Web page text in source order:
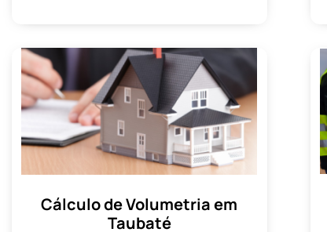
Cálculo de Volumetria em
Taubaté